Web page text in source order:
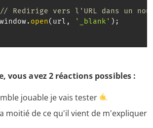
// Redirige vers l'URL dans un
. open( url , '_blank' ) ;
vous avez 2 réactions possibles :
jouable je vais tester
moitié de ce qu'il vient de m'expliquer